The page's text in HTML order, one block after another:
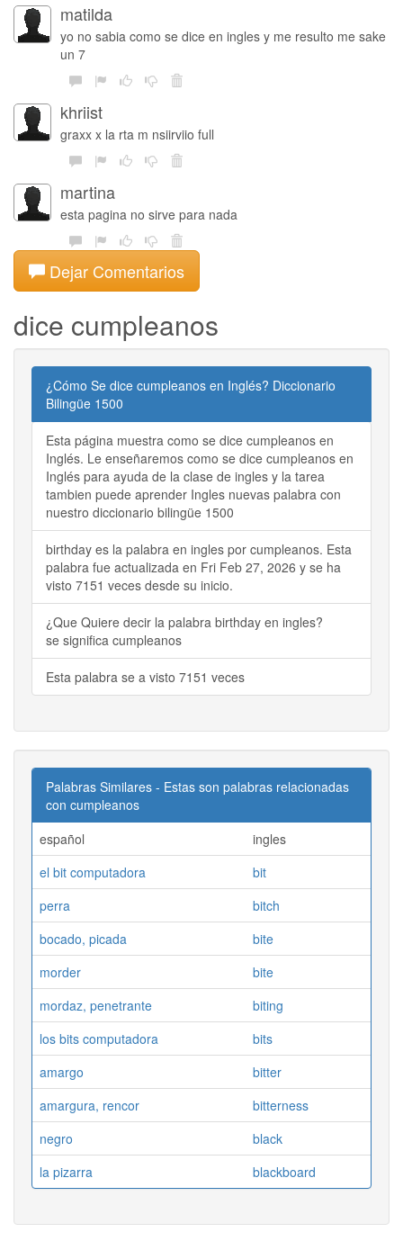
matilda
yo no sabia como se dice en ingles y me resulto me sake
un 7
khriist
graxx x la rta m nsiirviio full
martina
esta pagina no sirve para nada
Dejar Comentarios
dice cumpleanos
¿Cómo Se dice cumpleanos en Inglés? Diccionario
Bilingüe 1500
Esta página muestra como se dice cumpleanos en
Inglés. Le enseñaremos como se dice cumpleanos en
Inglés para ayuda de la clase de ingles y la tarea
tambien puede aprender Ingles nuevas palabra con
nuestro diccionario bilingüe 1500
birthday es la palabra en ingles por cumpleanos. Esta
palabra fue actualizada en Fri Feb 27, 2026 y se ha
visto 7151 veces desde su inicio.
¿Que Quiere decir la palabra birthday en ingles?
se significa cumpleanos
Esta palabra se a visto 7151 veces
Palabras Similares - Estas son palabras relacionadas
con cumpleanos
español
ingles
el bit computadora
bit
perra
bitch
bocado, picada
bite
morder
bite
mordaz, penetrante
biting
los bits computadora
bits
amargo
bitter
amargura, rencor
bitterness
negro
black
la pizarra
blackboard